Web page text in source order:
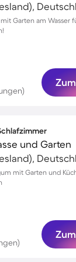
Garten am Wasser
und Garten
mit Garten und